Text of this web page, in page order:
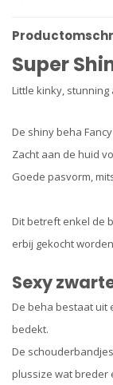
Super
Little kinky, stunning
De shiny beha
Zacht aan de huid
Goede pasvorm,
Dit betreft enkel de
erbij gekocht worden
Sexy
De beha bestaat uit
bedekt.
De
plussize wat breder